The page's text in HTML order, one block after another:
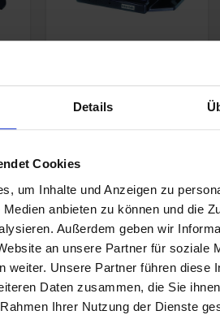
Details
Cookies
um Inhalte und Anzeigen zu
anbieten zu können und die
Außerdem geben wir
an unsere Partner für soziale
weiter. Unsere Partner führen diese
Daten zusammen, die Sie
Ihrer Nutzung der Dienste
80V "Weisses
Rauschen"
„Weißes Rauschen“,
Straßenverkehr und
normale laute
Betriebsräume
Sorgen Sie für
zusätzliche
Sicherheit in
Situationen mit
eingeschränkter